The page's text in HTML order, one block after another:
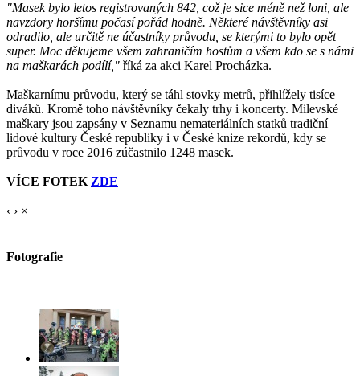
"Masek bylo letos registrovaných 842, což je sice méně než loni, ale
navzdory horšímu počasí pořád hodně. Některé návštěvníky asi
odradilo, ale určitě ne účastníky průvodu, se kterými to bylo opět
super. Moc děkujeme všem zahraničím hostům a všem kdo se s námi
na maškarách podílí," říká za akci Karel Procházka.
Maškarnímu průvodu, který se táhl stovky metrů, přihlížely tisíce
diváků. Kromě toho návštěvníky čekaly trhy i koncerty. Milevské
maškary jsou zapsány v Seznamu nemateriálních statků tradiční
lidové kultury České republiky i v České knize rekordů, kdy se
průvodu v roce 2016 zúčastnilo 1248 masek.
VÍCE FOTEK ZDE
‹ › ×
Fotografie